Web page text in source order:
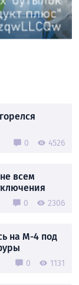
0 4526
всем
0 2306
на М-4 под
0 1131